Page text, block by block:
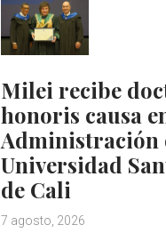
Milei recibe
honoris causa
Administración
Universidad
de Cali
7 agosto, 2026